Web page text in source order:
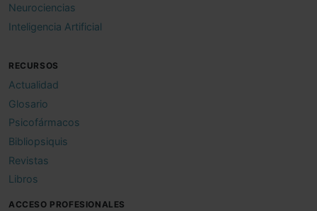
Neurociencias
Inteligencia Artificial
RECURSOS
Actualidad
Glosario
Psicofármacos
Bibliopsiquis
Revistas
Libros
ACCESO PROFESIONALES